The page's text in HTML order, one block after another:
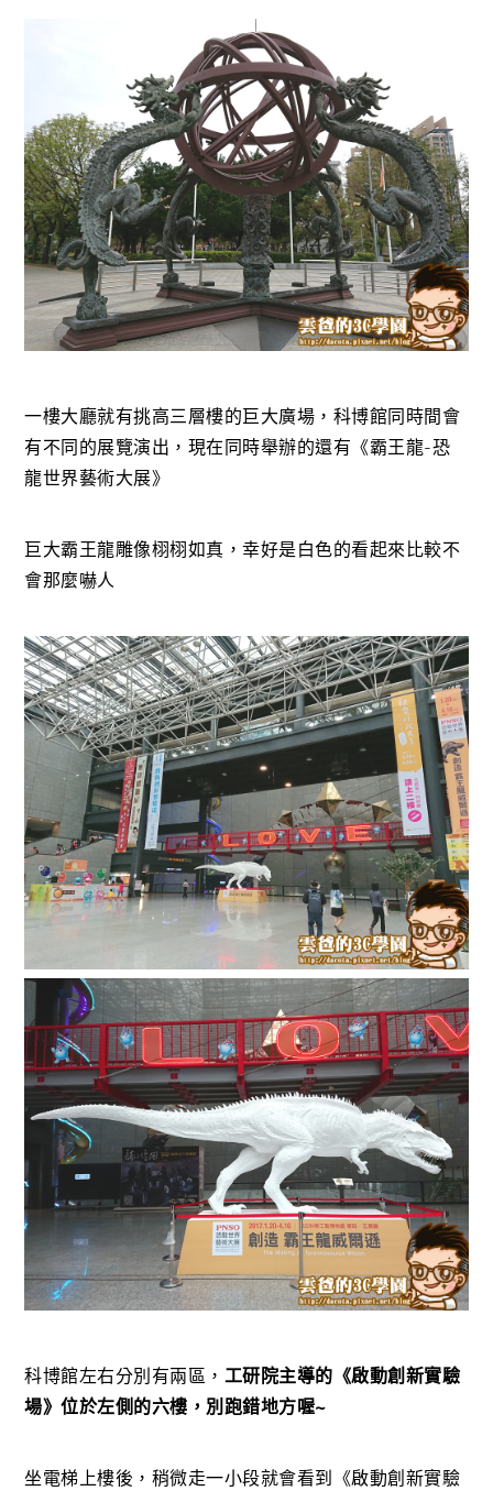
一樓大廳就有挑高三層樓的巨大廣場，科博館同時間會
有不同的展覽演出，現在同時舉辦的還有《霸王龍-恐
龍世界藝術大展》
巨大霸王龍雕像栩栩如真，幸好是白色的看起來比較不
會那麼嚇人
科博館左右分別有兩區， 工研院主導的《啟動創新實驗
場》位於左側的六樓，別跑錯地方喔~
坐電梯上樓後，稍微走一小段就會看到《啟動創新實驗